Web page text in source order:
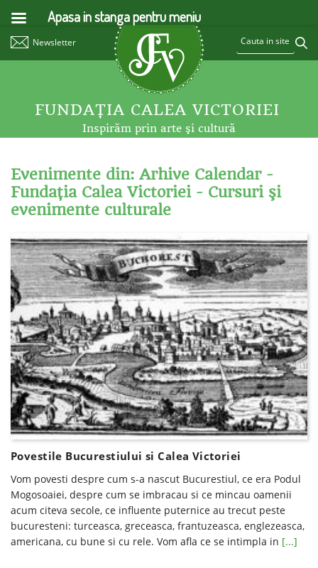
Newsletter
FUNDAŢIA CALEA VICTORIEI
Inspirăm prin arte şi cultură
Evenimente din: Arhive Calendar -
Fundaţia Calea Victoriei - Cursuri şi
evenimente culturale
Povestile Bucurestiului si Calea Victoriei
Vom povesti despre cum s-a nascut Bucurestiul, ce era Podul
Mogosoaiei, despre cum se imbracau si ce mincau oamenii
acum citeva secole, ce influente puternice au trecut peste
bucuresteni: turceasca, greceasca, frantuzeasca, englezeasca,
americana, cu bune si cu rele. Vom afla ce se intimpla in [...]
Apasa in stanga pentru meniu